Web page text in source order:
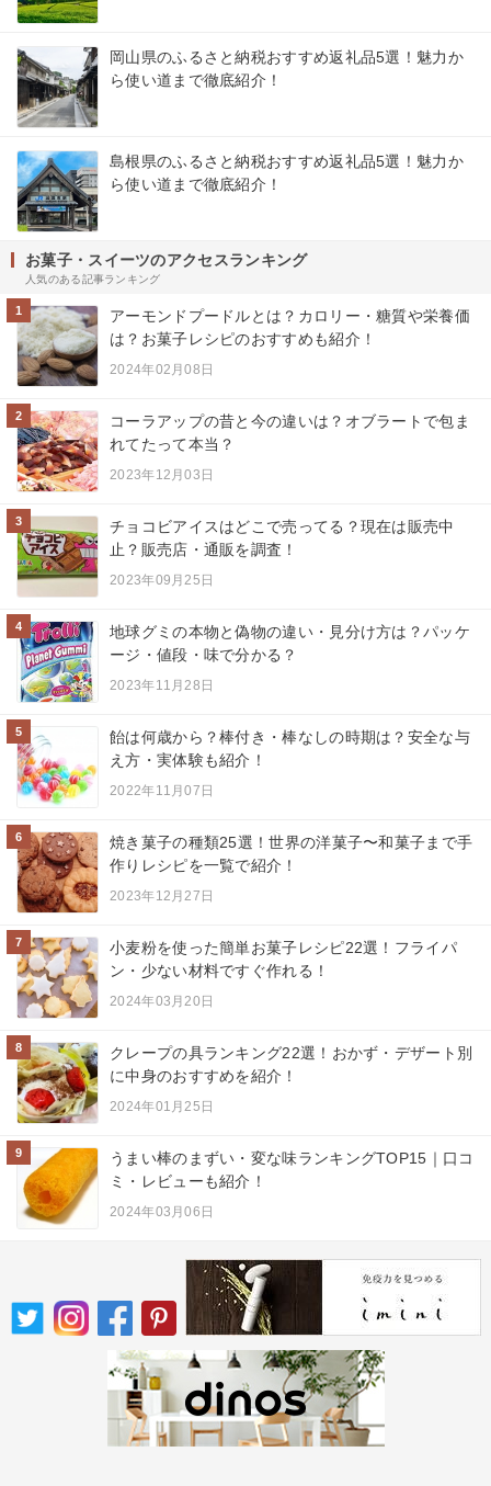
岡山県のふるさと納税おすすめ返礼品5選！魅力か
ら使い道まで徹底紹介！
島根県のふるさと納税おすすめ返礼品5選！魅力か
ら使い道まで徹底紹介！
お菓子・スイーツのアクセスランキング
人気のある記事ランキング
1
アーモンドプードルとは？カロリー・糖質や栄養価
は？お菓子レシピのおすすめも紹介！
2024年02月08日
2
コーラアップの昔と今の違いは？オブラートで包ま
れてたって本当？
2023年12月03日
3
チョコビアイスはどこで売ってる？現在は販売中
止？販売店・通販を調査！
2023年09月25日
4
地球グミの本物と偽物の違い・見分け方は？パッケ
ージ・値段・味で分かる？
2023年11月28日
5
飴は何歳から？棒付き・棒なしの時期は？安全な与
え方・実体験も紹介！
2022年11月07日
6
焼き菓子の種類25選！世界の洋菓子〜和菓子まで手
作りレシピを一覧で紹介！
2023年12月27日
7
小麦粉を使った簡単お菓子レシピ22選！フライパ
ン・少ない材料ですぐ作れる！
2024年03月20日
8
クレープの具ランキング22選！おかず・デザート別
に中身のおすすめを紹介！
2024年01月25日
9
うまい棒のまずい・変な味ランキングTOP15｜口コ
ミ・レビューも紹介！
2024年03月06日